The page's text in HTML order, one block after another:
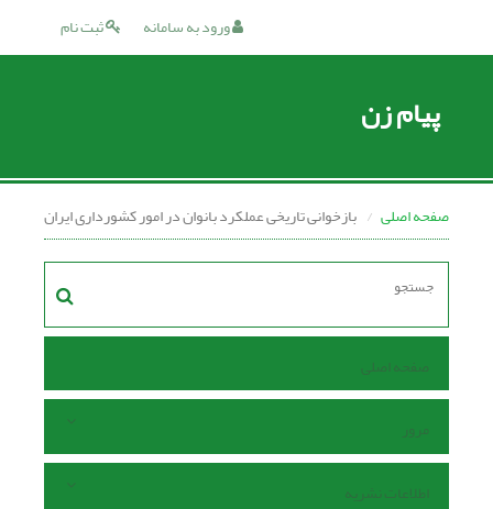
ثبت نام ورود به سامانه
پیام زن
صفحه اصلی بازخوانى تاریخى عملکرد بانوان در امور کشوردارى ایران
صفحه اصلی
مرور
اطلاعات نشریه